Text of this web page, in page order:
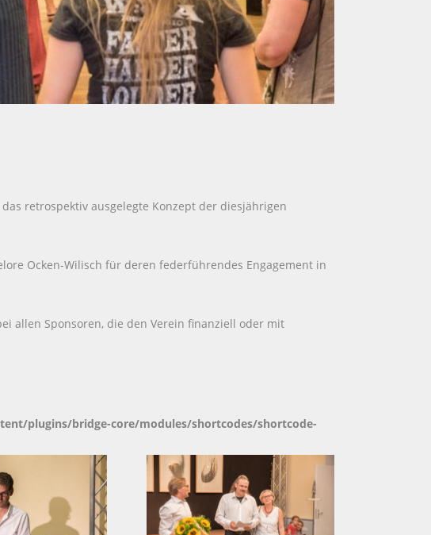
retrospektiv ausgelegte Konzept der diesjährigen
Ocken-Wilisch für deren federführendes Engagement in
allen Sponsoren, die den Verein finanziell oder mit
plugins/bridge-core/modules/shortcodes/shortcode-